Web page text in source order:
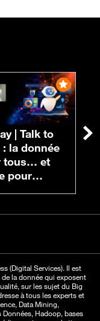
|
: la donnée
tous… et
pour
(Digital Services). Il est
la donnée qui exposent
sur les sujet du Big
à tous les experts et
Data Mining,
Hadoop, bases